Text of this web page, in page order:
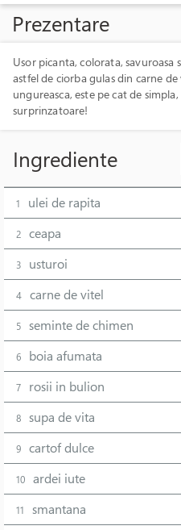
Prezentare
Usor picanta, colorata, savuroasa
astfel de ciorba gulas din carne
ungureasca, este pe cat de
surprinzatoare!
Ingrediente
1 ulei de rapita
2 ceapa
3 usturoi
4 carne de vitel
5 seminte de chimen
6 boia afumata
7 rosii in bulion
8 supa de vita
9 cartof dulce
10 ardei iute
11 smantana